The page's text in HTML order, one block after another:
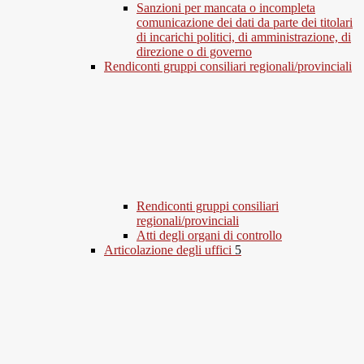
Sanzioni per mancata o incompleta
comunicazione dei dati da parte dei titolari
di incarichi politici, di amministrazione, di
direzione o di governo
Rendiconti gruppi consiliari regionali/provinciali
Rendiconti gruppi consiliari
regionali/provinciali
Atti degli organi di controllo
Articolazione degli uffici 5